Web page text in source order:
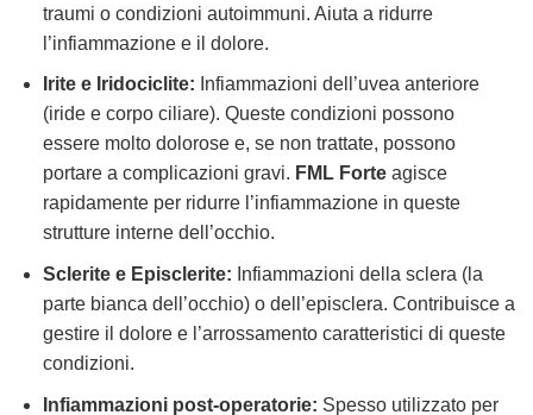
traumi o condizioni autoimmuni. Aiuta a ridurre
l’infiammazione e il dolore.
Irite e Iridociclite: Infiammazioni dell’uvea anteriore
(iride e corpo ciliare). Queste condizioni possono
essere molto dolorose e, se non trattate, possono
portare a complicazioni gravi. FML Forteagisce
rapidamente per ridurre l’infiammazione in queste
strutture interne dell’occhio.
Sclerite e Episclerite: Infiammazioni della sclera (la
parte bianca dell’occhio) o dell’episclera. Contribuisce a
gestire il dolore e l’arrossamento caratteristici di queste
condizioni.
Infiammazioni post-operatorie: Spesso utilizzato per